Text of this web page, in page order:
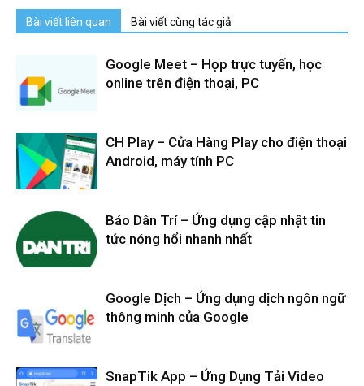
Bài viết liên quan Bài viết cùng tác giả
Google Meet – Họp trực tuyến, học
online trên điện thoại, PC
CH Play – Cửa Hàng Play cho điện thoại
Android, máy tính PC
Báo Dân Trí – Ứng dụng cập nhật tin
tức nóng hổi nhanh nhất
Google Dịch – Ứng dụng dịch ngôn ngữ
thông minh của Google
SnapTik App – Ứng Dụng Tải Video